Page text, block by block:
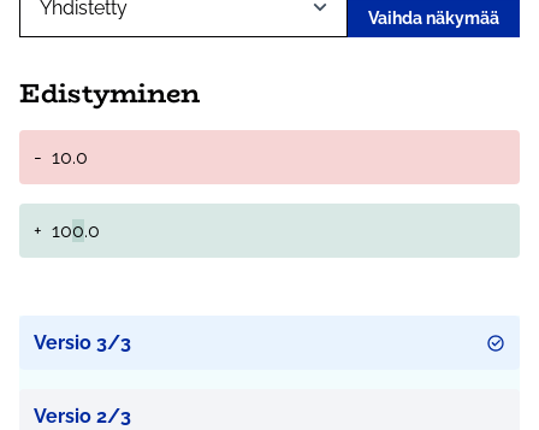
Vaihda näkymää
Edistyminen
- 10.0
+ 100.0
Versio 3/3
Versio 2/3